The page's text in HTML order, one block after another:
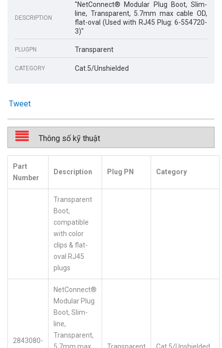
DESCRIPTION
"NetConnect® Modular Plug Boot, Slim-
line, Transparent, 5.7mm max cable OD,
flat-oval (Used with RJ45 Plug: 6-554720-
3)"
PLUGPN Transparent
CATEGORY Cat.5/Unshielded
Tweet
Thông số kỹ thuật
Part
Number
Description Plug PN Category
Transparent
Boot,
compatible
with color
clips & flat-
oval RJ45
plugs
2843080-
NetConnect®
Modular Plug
Boot, Slim-
line,
Transparent,